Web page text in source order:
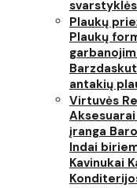
svarstyklės
Plaukų
Plaukų
antakių
Virtuvės
įranga
Indai
Kavinukai